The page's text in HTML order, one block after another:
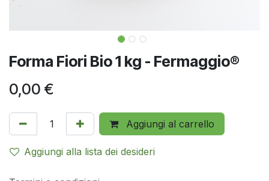
Forma Fiori Bio 1 kg - Fermaggio®
0,00 €
Aggiungi al carrello
Aggiungi alla lista dei desideri